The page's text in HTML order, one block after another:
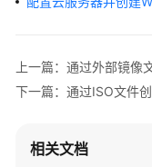
入
用
户
上一篇：通过外部镜像
下一篇：通过ISO文件
相关文档